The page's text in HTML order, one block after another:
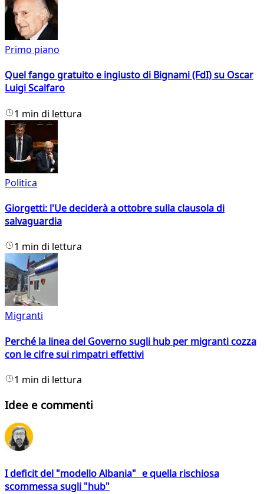
Primo piano
Quel fango gratuito e ingiusto di Bignami (FdI) su Oscar
Luigi Scalfaro
1 min di lettura
Politica
Giorgetti: l'Ue deciderà a ottobre sulla clausola di
salvaguardia
1 min di lettura
Migranti
Perché la linea del Governo sugli hub per migranti cozza
con le cifre sui rimpatri effettivi
1 min di lettura
Idee e commenti
I deficit del "modello Albania" e quella rischiosa
scommessa sugli "hub"